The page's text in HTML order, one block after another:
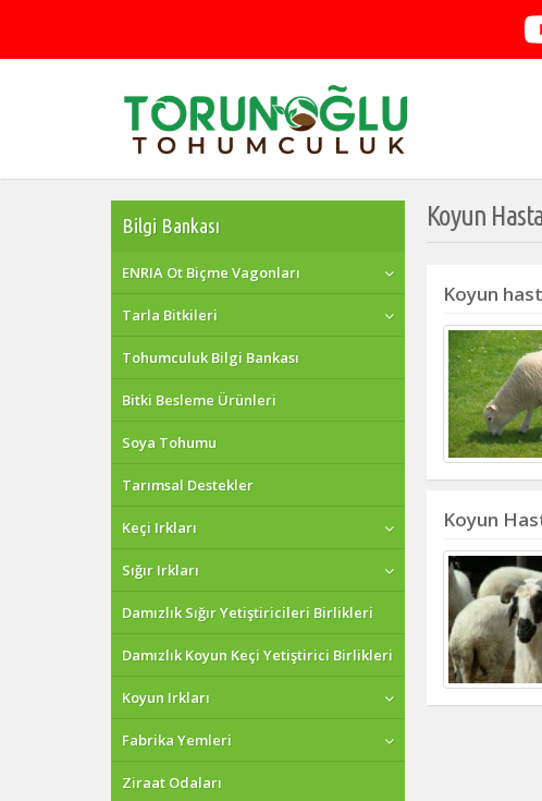
Bilgi Bankası
ENRIA Ot Biçme Vagonları
Tarla Bitkileri
Tohumculuk Bilgi Bankası
Bitki Besleme Ürünleri
Soya Tohumu
Tarımsal Destekler
Keçi Irkları
Sığır Irkları
Damızlık Sığır Yetiştiricileri Birlikleri
Damızlık Koyun Keçi Yetiştirici Birlikleri
Koyun Irkları
Fabrika Yemleri
Ziraat Odaları
Koyun
Koyun
Koyun